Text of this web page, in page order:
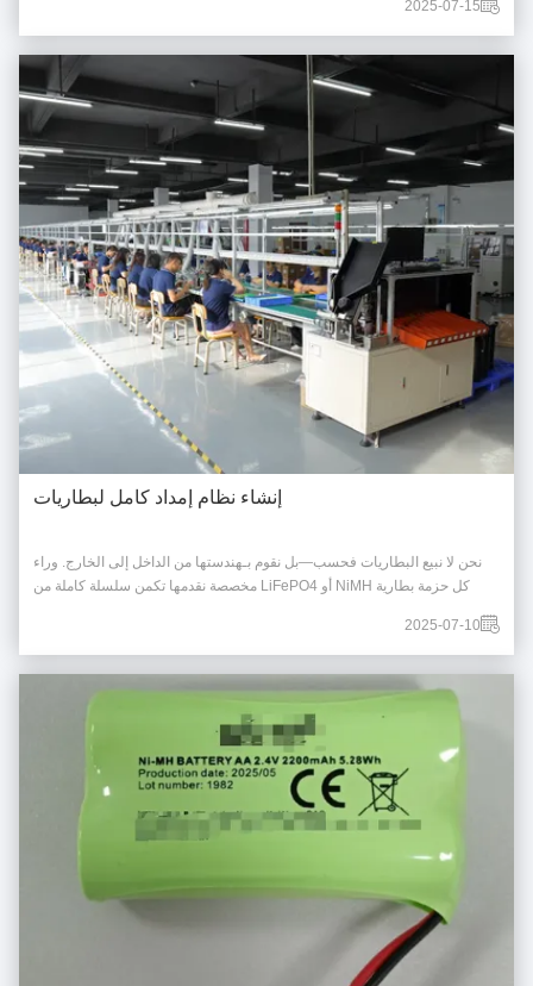
كيمياء LiFePO4 ...
2025-07-15
إنشاء نظام إمداد كامل لبطاريات
نحن لا نبيع البطاريات فحسب—بل نقوم بـهندستها من الداخل إلى الخارج. وراء
كل حزمة بطارية NiMH أو LiFePO4 مخصصة نقدمها تكمن سلسلة كاملة من
على كيفية تحقيق ذلك. خط تجميع مبسط بدقة في كل خطوة تم تجهيز خط الإنتاج
الخاص بنا لتجميع حزم ...
2025-07-10